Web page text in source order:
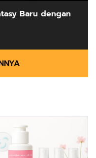
Baru dengan